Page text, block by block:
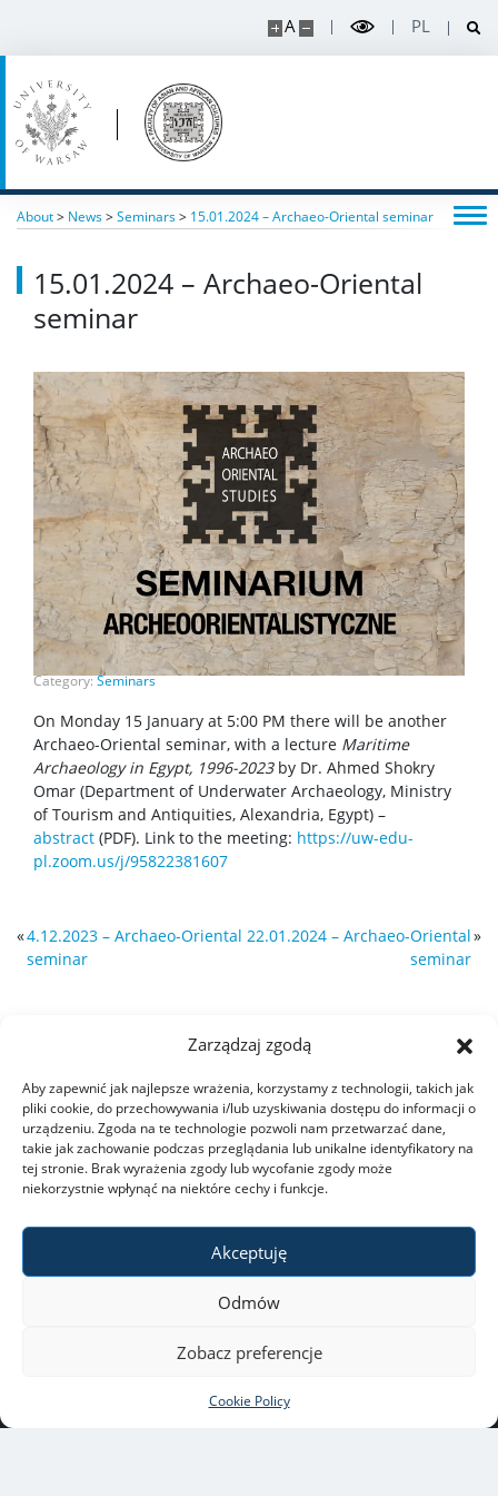
Zarządzaj zgodą
Aby zapewnić jak najlepsze wrażenia, korzystamy z technologii, takich jak
pliki cookie, do przechowywania i/lub uzyskiwania dostępu do informacji o
urządzeniu. Zgoda na te technologie pozwoli nam przetwarzać dane,
takie jak zachowanie podczas przeglądania lub unikalne identyfikatory na
tej stronie. Brak wyrażenia zgody lub wycofanie zgody może
niekorzystnie wpłynąć na niektóre cechy i funkcje.
Akceptuję
Odmów
Zobacz preferencje
Cookie Policy
A PL
About> News>Seminars> 15.01.2024 – Archaeo-Oriental seminar
15.01.2024 – Archaeo-Oriental
seminar
Category:Seminars
On Monday 15 January at 5:00 PM there will be another
Archaeo-Oriental seminar, with a lecture Maritime
Archaeology in Egypt, 1996-2023by Dr. Ahmed Shokry
Omar (Department of Underwater Archaeology, Ministry
of Tourism and Antiquities, Alexandria, Egypt) –
abstract (PDF). Link to the meeting: https://uw-edu-
pl.zoom.us/j/95822381607
«4.12.2023 – Archaeo-Oriental
seminar
22.01.2024 – Archaeo-Oriental
seminar
»
26/28, 00-927 Warszawa
Copyright © 2021-2022 by